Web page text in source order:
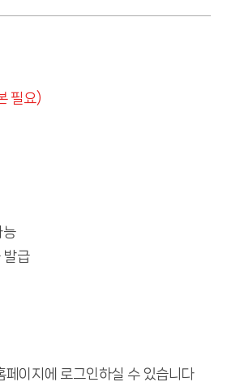
필요)
능
발급
이지에 로그인하실 수 있습니다